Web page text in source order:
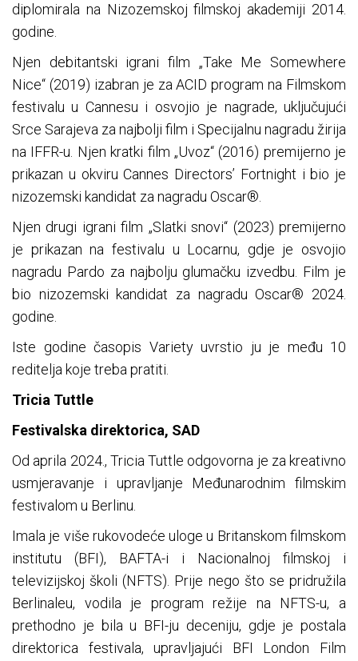
diplomirala na Nizozemskoj filmskoj akademiji 2014.
godine.
Njen debitantski igrani film „Take Me Somewhere
Nice“ (2019) izabran je za ACID program na Filmskom
festivalu u Cannesu i osvojio je nagrade, uključujući
Srce Sarajeva za najbolji film i Specijalnu nagradu žirija
na IFFR-u. Njen kratki film „Uvoz“ (2016) premijerno je
prikazan u okviru Cannes Directors’ Fortnight i bio je
nizozemski kandidat za nagradu Oscar®.
Njen drugi igrani film „Slatki snovi“ (2023) premijerno
je prikazan na festivalu u Locarnu, gdje je osvojio
nagradu Pardo za najbolju glumačku izvedbu. Film je
bio nizozemski kandidat za nagradu Oscar® 2024.
godine.
Iste godine časopis Variety uvrstio ju je među 10
reditelja koje treba pratiti.
Tricia Tuttle
Festivalska direktorica, SAD
Od aprila 2024., Tricia Tuttle odgovorna je za kreativno
usmjeravanje i upravljanje Međunarodnim filmskim
festivalom u Berlinu.
Imala je više rukovodeće uloge u Britanskom filmskom
institutu (BFI), BAFTA-i i Nacionalnoj filmskoj i
televizijskoj školi (NFTS). Prije nego što se pridružila
Berlinaleu, vodila je program režije na NFTS-u, a
prethodno je bila u BFI-ju deceniju, gdje je postala
direktorica festivala, upravljajući BFI London Film